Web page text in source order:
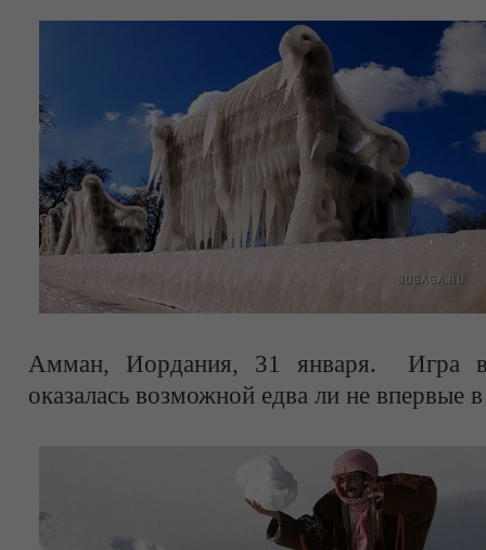
Амман, Иордания, 31 января. Игра
оказалась возможной едва ли не впервые